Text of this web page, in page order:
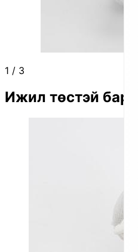
1 / 3
Ижил төстэй бараа